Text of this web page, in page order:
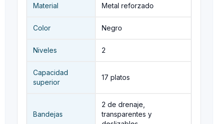
Material Metal reforzado
Color Negro
Niveles 2
Capacidad
superior
17 platos
Bandejas
2 de drenaje,
transparentes y